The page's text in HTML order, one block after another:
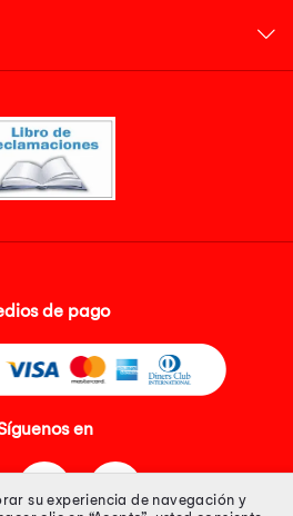
de pago
en
su experiencia de navegación y